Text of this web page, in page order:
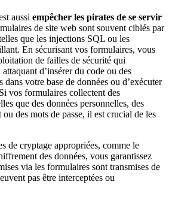
aussi empêcher les pirates de se servir
de site web sont souvent ciblés par
que les injections SQL ou les
En sécurisant vos formulaires, vous
de failles de sécurité qui
d’insérer du code ou des
dans votre base de données ou d’exécuter
vos formulaires collectent des
que des données personnelles, des
des mots de passe, il est crucial de les
de cryptage appropriées, comme le
des données, vous garantissez
via les formulaires sont transmises de
pas être interceptées ou